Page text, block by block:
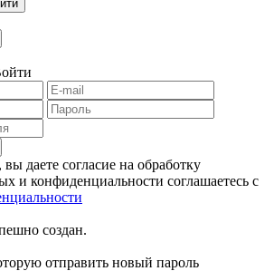
даете согласие на обработку
и конфиденциальности соглашаетесь с
создан.
отправить новый пароль